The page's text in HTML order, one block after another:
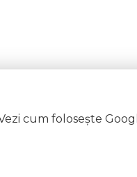
față de cele ale produsului
informația de pe etichetele
cum folosește